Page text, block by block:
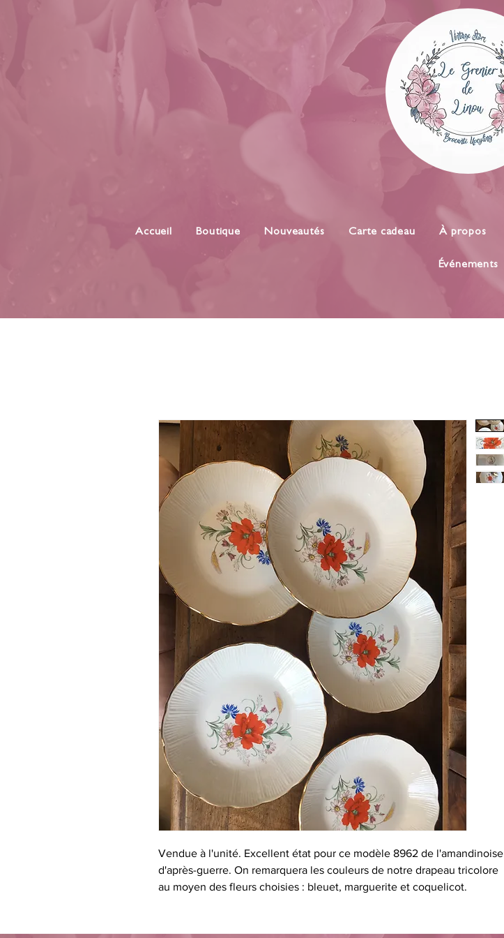
Accueil Boutique Nouveautés Carte cadeau À propos
Événements
Vendue à l'unité. Excellent état pour ce modèle 8962 de l'amandinoise
d'après-guerre. On remarquera les couleurs de notre drapeau tricolore
au moyen des fleurs choisies : bleuet, marguerite et coquelicot.